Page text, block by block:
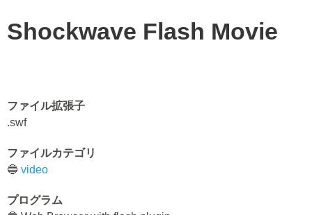
Shockwave Flash Movie
ファイル拡張子
.swf
ファイルカテゴリ
🔵 video
プログラム